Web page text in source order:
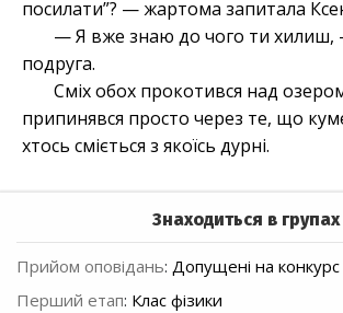
посилати”? — жартома запитала
— Я вже знаю до чого ти хилиш,
подруга.
Сміх обох прокотився над
припинявся просто через те, що
хтось сміється з якоїсь дурні.
Знаходиться в групах
Прийом оповідань: Допущені на конкурс
Перший етап: Клас фізики